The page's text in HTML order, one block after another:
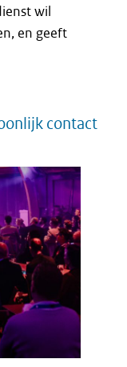
wil
en geeft
contact